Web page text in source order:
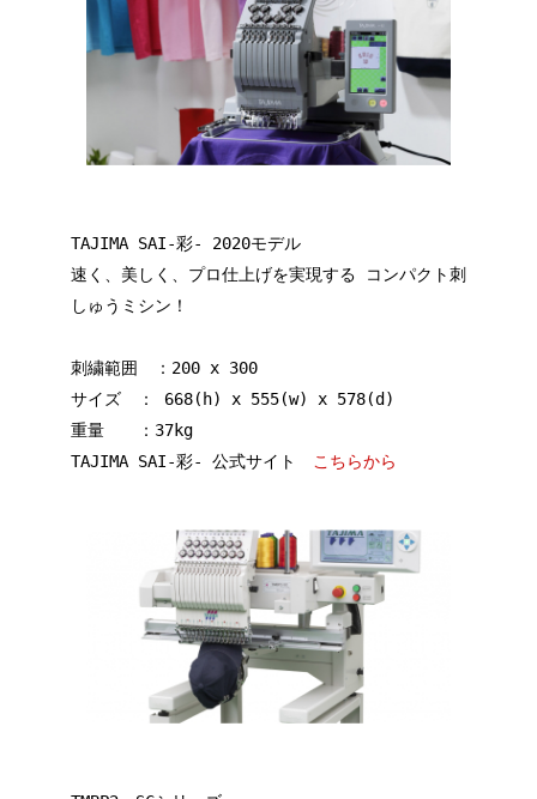
TAJIMA SAI-彩- 2020モデル
速く、美しく、プロ仕上げを実現する コンパクト刺
しゅうミシン！
刺繍範囲 ：200 x 300
サイズ ： 668(h) x 555(w) x 578(d)
重量 ：37kg
TAJIMA SAI-彩- 公式サイト
こちらから